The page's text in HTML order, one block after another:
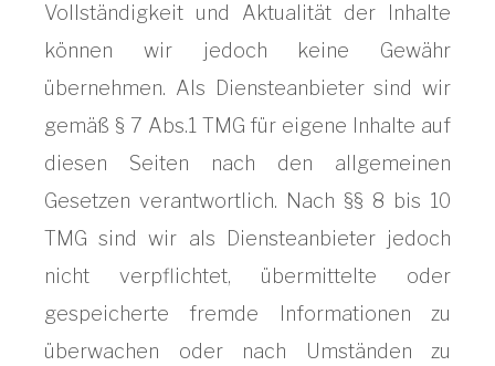
Vollständigkeit und Aktualität der Inhalte
können wir jedoch keine Gewähr
übernehmen. Als Diensteanbieter sind wir
gemäß § 7 Abs.1 TMG für eigene Inhalte auf
diesen Seiten nach den allgemeinen
Gesetzen verantwortlich. Nach §§ 8 bis 10
TMG sind wir als Diensteanbieter jedoch
nicht verpflichtet, übermittelte oder
gespeicherte fremde Informationen zu
überwachen oder nach Umständen zu